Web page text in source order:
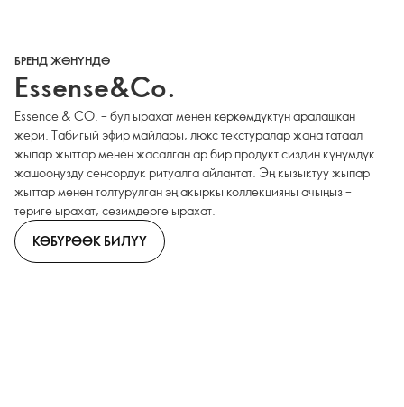
БРЕНД ЖӨНҮНДӨ
Essense&Co.
Essence & CO. – бул ырахат менен көркөмдүктүн аралашкан
жери. Табигый эфир майлары, люкс текстуралар жана татаал
жыпар жыттар менен жасалган ар бир продукт сиздин күнүмдүк
жашооңузду сенсордук ритуалга айлантат. Эң кызыктуу жыпар
жыттар менен толтурулган эң акыркы коллекцияны ачыңыз –
териге ырахат, сезимдерге ырахат.
КӨБҮРӨӨК БИЛҮҮ